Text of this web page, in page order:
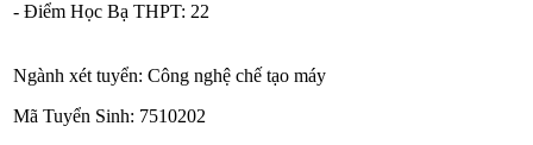
- Điểm Học Bạ THPT: 22
Ngành xét tuyển: Công nghệ chế tạo máy
Mã Tuyển Sinh: 7510202